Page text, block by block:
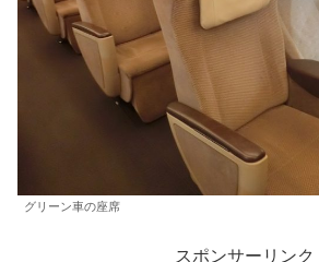
グリーン車の座席
スポンサーリンク